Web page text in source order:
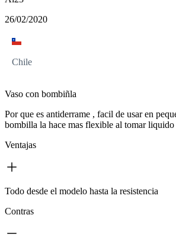
26/02/2020
Chile
Vaso con bombiñla
Por que es antiderrame , facil de usar en
bombilla la hace mas flexible al tomar liquido
Ventajas
Todo desde el modelo hasta la resistencia
Contras